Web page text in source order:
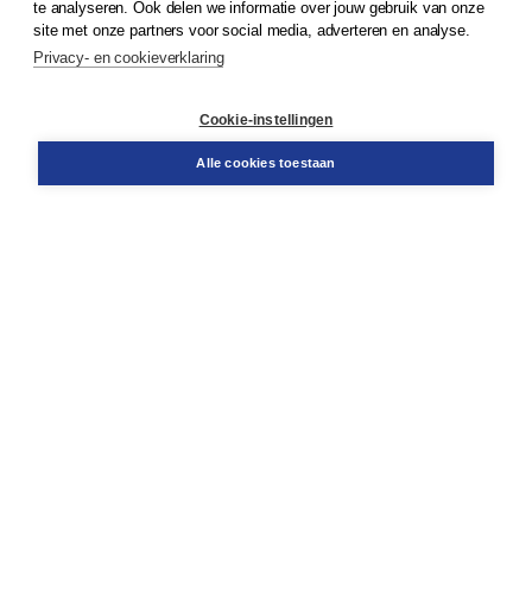
Klantenservice
Service & informatie
Contact
te analyseren. Ook delen we informatie over jouw gebruik van onze
site met onze partners voor social media, adverteren en analyse.
Privacy- en cookieverklaring
Cookie-instellingen
Alle cookies toestaan